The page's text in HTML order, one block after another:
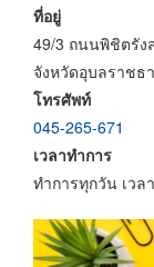
ที่อยู่
49/3 ถนนพิชิตรัง
จังหวัดอุบลราชธ
โทรศัพท์
045-265-671
เวลาทำการ
ทำการทุกวัน เวล